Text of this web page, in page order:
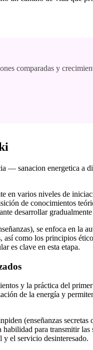
comparadas y
en varios niveles de
de conocimientos
desarrollar
se enfoca en la
así como los principios
es clave en esta etapa.
y la práctica del
de la energía y
(enseñanzas
para transmitir
el servicio desinteresado.